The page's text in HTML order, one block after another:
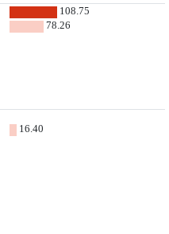
108.75
78.26
16.40